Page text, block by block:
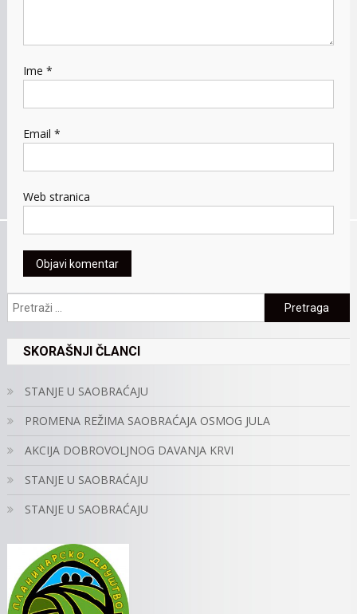
Ime *
Email *
Web stranica
Pretraga:
SKORAŠNJI ČLANCI
STANJE U SAOBRAĆAJU
PROMENA REŽIMA SAOBRAĆAJA OSMOG JULA
AKCIJA DOBROVOLJNOG DAVANJA KRVI
STANJE U SAOBRAĆAJU
STANJE U SAOBRAĆAJU